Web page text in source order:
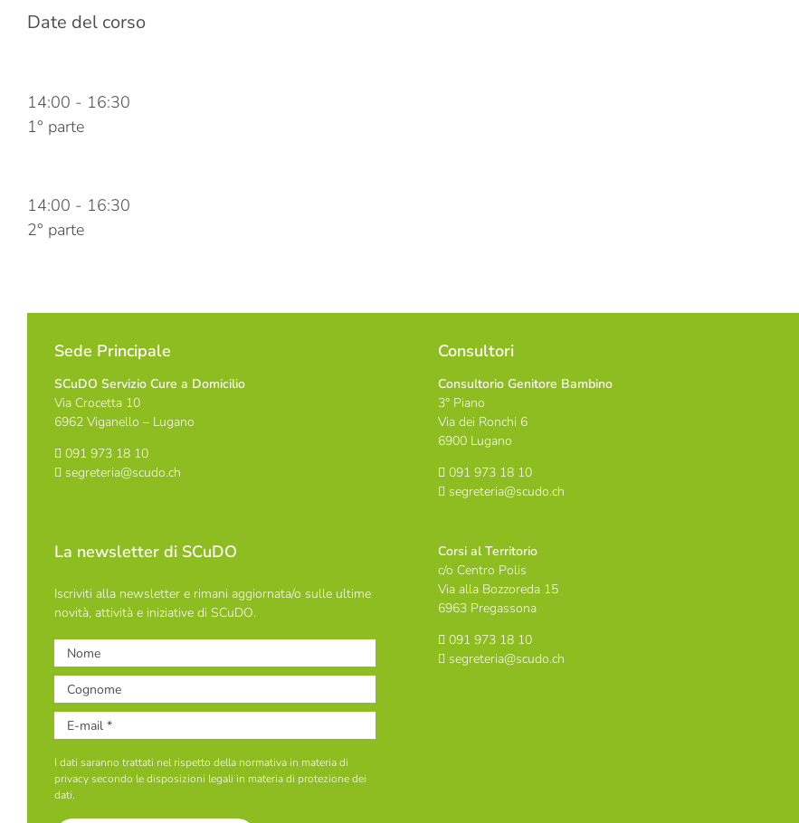
Date del corso
14:00 - 16:30
1° parte
14:00 - 16:30
2° parte
Sede Principale
SCuDO Servizio Cure a Domicilio
Via Crocetta 10
6962 Viganello – Lugano
091 973 18 10
segreteria@scudo.ch
La newsletter di SCuDO
Iscriviti alla newsletter e rimani aggiornata/o sulle ultime
novità, attività e iniziative di SCuDO.
I dati saranno trattati nel rispetto della normativa in materia di
privacy secondo le disposizioni legali in materia di protezione dei
dati.
Consultori
Consultorio Genitore Bambino
3° Piano
Via dei Ronchi 6
6900 Lugano
091 973 18 10
segreteria@scudo.ch
Corsi al Territorio
c/o Centro Polis
Via alla Bozzoreda 15
6963 Pregassona
091 973 18 10
segreteria@scudo.ch